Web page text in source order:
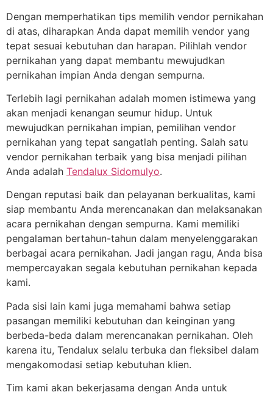
Dengan memperhatikan tips memilih vendor pernikahan
di atas, diharapkan Anda dapat memilih vendor yang
tepat sesuai kebutuhan dan harapan. Pilihlah vendor
pernikahan yang dapat membantu mewujudkan
pernikahan impian Anda dengan sempurna.
Terlebih lagi pernikahan adalah momen istimewa yang
akan menjadi kenangan seumur hidup. Untuk
mewujudkan pernikahan impian, pemilihan vendor
pernikahan yang tepat sangatlah penting. Salah satu
vendor pernikahan terbaik yang bisa menjadi pilihan
Anda adalah Tendalux Sidomulyo.
Dengan reputasi baik dan pelayanan berkualitas, kami
siap membantu Anda merencanakan dan melaksanakan
acara pernikahan dengan sempurna. Kami memiliki
pengalaman bertahun-tahun dalam menyelenggarakan
berbagai acara pernikahan. Jadi jangan ragu, Anda bisa
mempercayakan segala kebutuhan pernikahan kepada
kami.
Pada sisi lain kami juga memahami bahwa setiap
pasangan memiliki kebutuhan dan keinginan yang
berbeda-beda dalam merencanakan pernikahan. Oleh
karena itu, Tendalux selalu terbuka dan fleksibel dalam
mengakomodasi setiap kebutuhan klien.
Tim kami akan bekerjasama dengan Anda untuk